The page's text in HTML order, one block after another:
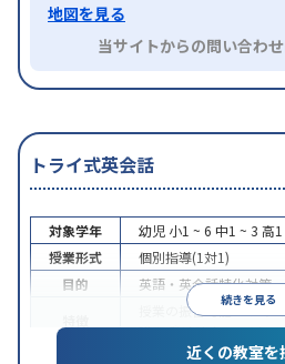
地図を見る
当サイトからの問い合わ
トライ式英会話
続きを見る
対象学年 幼児 小1 ~ 6 中1 ~ 3 高
授業形式
個別指導(1対1)
目的
英語・英会話特化対策
授業の振替可能オンラ
講可発達障害の子ども
近くの教室を